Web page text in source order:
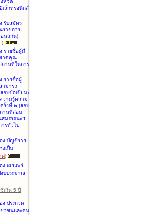
หวัด
ล็กทรอนิกส์
รับสมัคร
ราชการ
นแก่น)
)
รายชื่อผู้มี
ขาดคุณ
ถานที่ในการ
รายชื่อผู้
ามารถ
อบข้อเขียน)
วามรู้ความ
รั้งที่ ๒ (สอบ
านที่สอบ
สมรรถนะฯ
ารทั่วไป
ง บัญชีราย
งเป็น
ศ)
ง เผยแพร่
บประมาณ
เกิน 5 ปี
ง ประกวด
ชาชนและคน